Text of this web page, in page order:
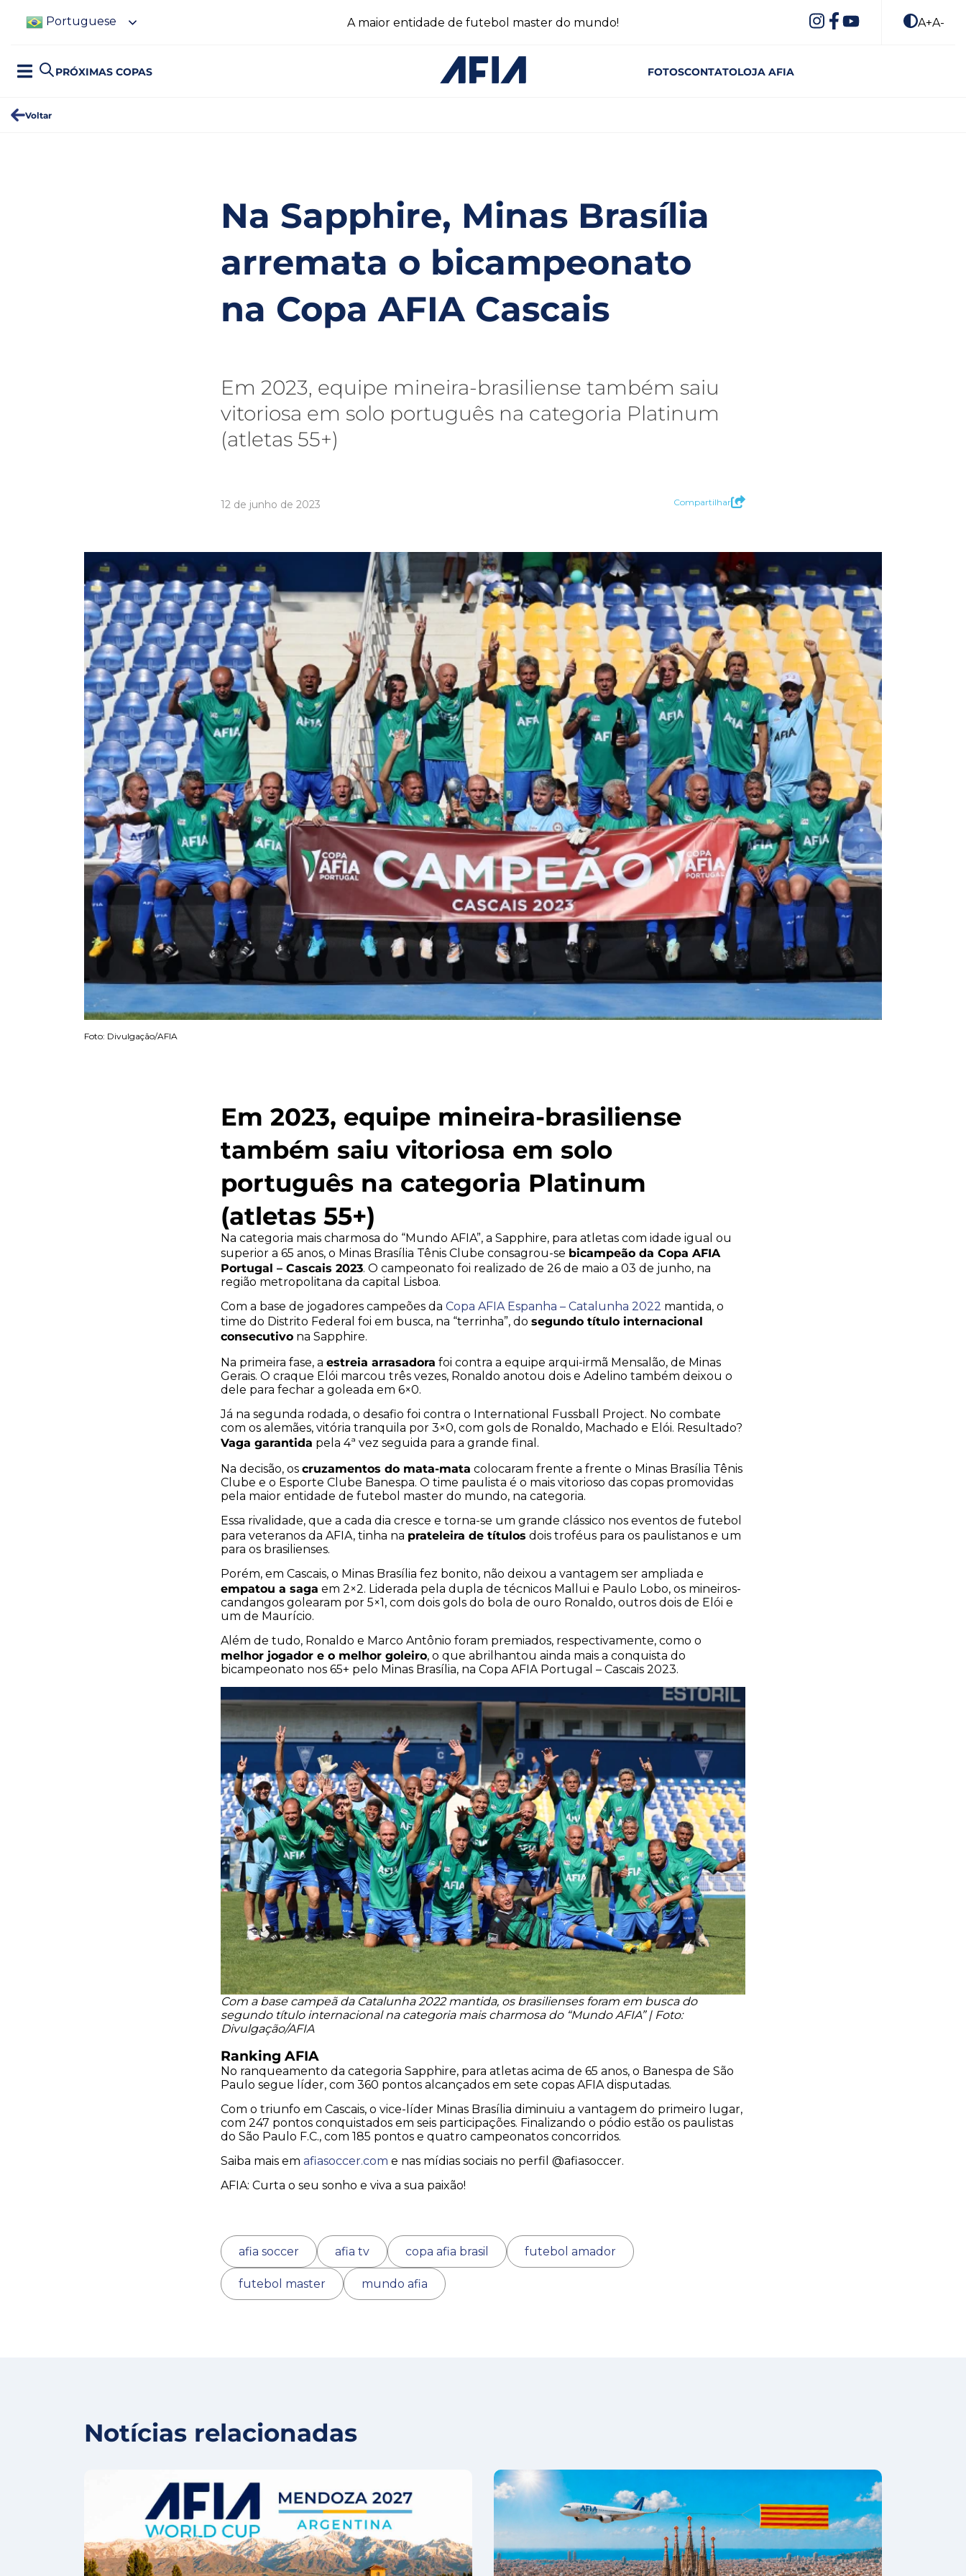
Portuguese A maior entidade de futebol master do mundo! A+A-
PRÓXIMAS COPAS FOTOSCONTATOLOJA AFIA
Voltar
Na Sapphire, Minas Brasília
arremata o bicampeonato
na Copa AFIA Cascais
Em 2023, equipe mineira-brasiliense também saiu
vitoriosa em solo português na categoria Platinum
(atletas 55+)
12 de junho de 2023 Compartilhar
Foto: Divulgação/AFIA
Em 2023, equipe mineira-brasiliense
também saiu vitoriosa em solo
português na categoria Platinum
(atletas 55+)
Na categoria mais charmosa do “Mundo AFIA”, a Sapphire, para atletas com idade igual ou
superior a 65 anos, o Minas Brasília Tênis Clube consagrou-se bicampeão da Copa AFIA
Portugal – Cascais 2023. O campeonato foi realizado de 26 de maio a 03 de junho, na
região metropolitana da capital Lisboa.
Com a base de jogadores campeões da Copa AFIA Espanha – Catalunha 2022 mantida, o
time do Distrito Federal foi em busca, na “terrinha”, do segundo título internacional
consecutivo na Sapphire.
Na primeira fase, a estreia arrasadora foi contra a equipe arqui-irmã Mensalão, de Minas
Gerais. O craque Elói marcou três vezes, Ronaldo anotou dois e Adelino também deixou o
dele para fechar a goleada em 6×0.
Já na segunda rodada, o desafio foi contra o International Fussball Project. No combate
com os alemães, vitória tranquila por 3×0, com gols de Ronaldo, Machado e Elói. Resultado?
Vaga garantida pela 4ª vez seguida para a grande final.
Na decisão, os cruzamentos do mata-mata colocaram frente a frente o Minas Brasília Tênis
Clube e o Esporte Clube Banespa. O time paulista é o mais vitorioso das copas promovidas
pela maior entidade de futebol master do mundo, na categoria.
Essa rivalidade, que a cada dia cresce e torna-se um grande clássico nos eventos de futebol
para veteranos da AFIA, tinha na prateleira de títulos dois troféus para os paulistanos e um
para os brasilienses.
Porém, em Cascais, o Minas Brasília fez bonito, não deixou a vantagem ser ampliada e
empatou a saga em 2×2. Liderada pela dupla de técnicos Mallui e Paulo Lobo, os mineiros-
candangos golearam por 5×1, com dois gols do bola de ouro Ronaldo, outros dois de Elói e
um de Maurício.
Além de tudo, Ronaldo e Marco Antônio foram premiados, respectivamente, como o
melhor jogador e o melhor goleiro, o que abrilhantou ainda mais a conquista do
bicampeonato nos 65+ pelo Minas Brasília, na Copa AFIA Portugal – Cascais 2023.
Com a base campeã da Catalunha 2022 mantida, os brasilienses foram em busca do
segundo título internacional na categoria mais charmosa do “Mundo AFIA” | Foto:
Divulgação/AFIA
Ranking AFIA
No ranqueamento da categoria Sapphire, para atletas acima de 65 anos, o Banespa de São
Paulo segue líder, com 360 pontos alcançados em sete copas AFIA disputadas.
Com o triunfo em Cascais, o vice-líder Minas Brasília diminuiu a vantagem do primeiro lugar,
com 247 pontos conquistados em seis participações. Finalizando o pódio estão os paulistas
do São Paulo F.C., com 185 pontos e quatro campeonatos concorridos.
Saiba mais em afiasoccer.com e nas mídias sociais no perfil @afiasoccer.
AFIA: Curta o seu sonho e viva a sua paixão!
afia soccer afia tv copa afia brasil futebol amador
futebol master mundo afia
Notícias relacionadas